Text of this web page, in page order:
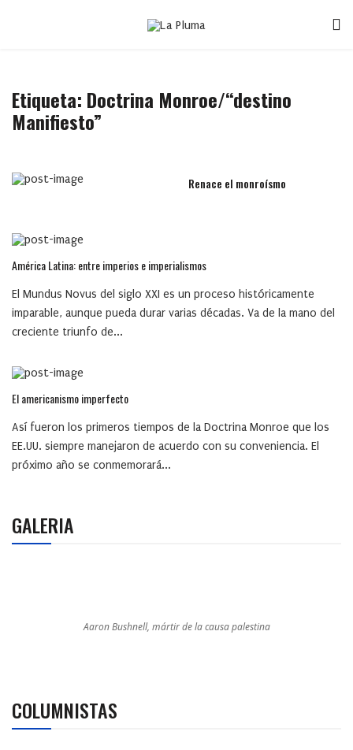
Etiqueta: Doctrina Monroe/“destino
Manifiesto”
Renace el monroísmo
América Latina: entre imperios e imperialismos
El Mundus Novus del siglo XXI es un proceso históricamente
imparable, aunque pueda durar varias décadas. Va de la mano del
creciente triunfo de...
El americanismo imperfecto
Así fueron los primeros tiempos de la Doctrina Monroe que los
EE.UU. siempre manejaron de acuerdo con su conveniencia. El
próximo año se conmemorará...
GALERIA
Aaron Bushnell, mártir de la causa palestina
COLUMNISTAS